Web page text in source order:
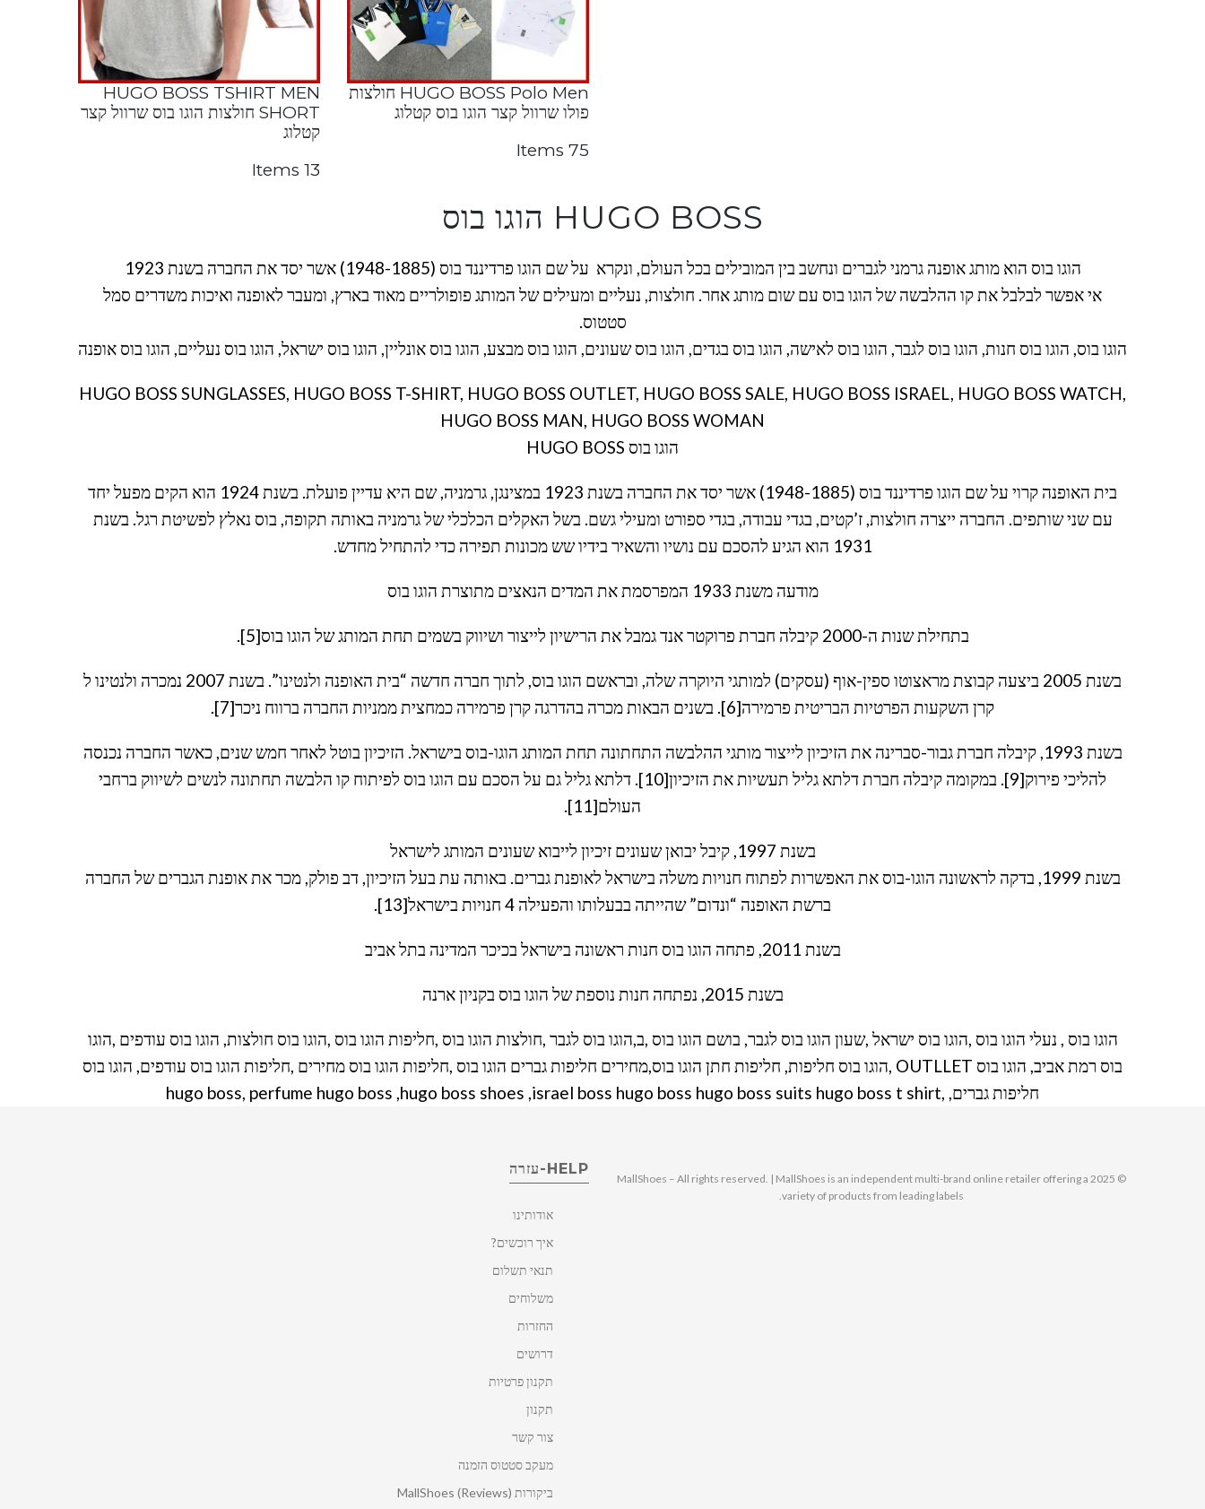
HUGO BOSS TSHIRT MEN
SHORT חולצות הוגו בוס שרוול קצר
קטלוג
13 Items
HUGO BOSS Polo Men חולצות
פולו שרוול קצר הוגו בוס קטלוג
75 Items
HUGO BOSS הוגו בוס
הוגו בוס הוא מותג אופנה גרמני לגברים ונחשב בין המובילים בכל העולם, ונקרא על שם הוגו פרדיננד בוס (1948-1885) אשר יסד את החברה בשנת 1923
אי אפשר לבלבל את קו ההלבשה של הוגו בוס עם שום מותג אחר. חולצות, נעליים ומעילים של המותג פופולריים מאוד בארץ, ומעבר לאופנה ואיכות משדרים סמל
סטטוס.
הוגו בוס, הוגו בוס חנות, הוגו בוס לגבר, הוגו בוס לאישה, הוגו בוס בגדים, הוגו בוס שעונים, הוגו בוס מבצע, הוגו בוס אונליין, הוגו בוס ישראל, הוגו בוס נעליים, הוגו בוס אופנה
HUGO BOSS SUNGLASSES, HUGO BOSS T-SHIRT, HUGO BOSS OUTLET, HUGO BOSS SALE, HUGO BOSS ISRAEL, HUGO BOSS WATCH,
HUGO BOSS MAN, HUGO BOSS WOMAN
הוגו בוס HUGO BOSS
בית האופנה קרוי על שם הוגו פרדיננד בוס (1948-1885) אשר יסד את החברה בשנת 1923 במצינגן, גרמניה, שם היא עדיין פועלת. בשנת 1924 הוא הקים מפעל יחד
עם שני שותפים. החברה ייצרה חולצות, ז’קטים, בגדי עבודה, בגדי ספורט ומעילי גשם. בשל האקלים הכלכלי של גרמניה באותה תקופה, בוס נאלץ לפשיטת רגל. בשנת
1931 הוא הגיע להסכם עם נושיו והשאיר בידיו שש מכונות תפירה כדי להתחיל מחדש.
מודעה משנת 1933 המפרסמת את המדים הנאצים מתוצרת הוגו בוס
בתחילת שנות ה-2000 קיבלה חברת פרוקטר אנד גמבל את הרישיון לייצור ושיווק בשמים תחת המותג של הוגו בוס[5].
בשנת 2005 ביצעה קבוצת מראצוטו ספין-אוף (עסקים) למותגי היוקרה שלה, ובראשם הוגו בוס, לתוך חברה חדשה “בית האופנה ולנטינו”. בשנת 2007 נמכרה ולנטינו ל
קרן השקעות הפרטיות הבריטית פרמירה[6]. בשנים הבאות מכרה בהדרגה קרן פרמירה כמחצית ממניות החברה ברווח ניכר[7].
בשנת 1993, קיבלה חברת גבור-סברינה את הזיכיון לייצור מותגי ההלבשה התחתונה תחת המותג הוגו-בוס בישראל. הזיכיון בוטל לאחר חמש שנים, כאשר החברה נכנסה
להליכי פירוק[9]. במקומה קיבלה חברת דלתא גליל תעשיות את הזיכיון[10]. דלתא גליל גם על הסכם עם הוגו בוס לפיתוח קו הלבשה תחתונה לנשים לשיווק ברחבי
העולם[11].
בשנת 1997, קיבל יבואן שעונים זיכיון לייבוא שעונים המותג לישראל
בשנת 1999, בדקה לראשונה הוגו-בוס את האפשרות לפתוח חנויות משלה בישראל לאופנת גברים. באותה עת בעל הזיכיון, דב פולק, מכר את אופנת הגברים של החברה
ברשת האופנה “ונדום” שהייתה בבעלותו והפעילה 4 חנויות בישראל[13].
בשנת 2011, פתחה הוגו בוס חנות ראשונה בישראל בכיכר המדינה בתל אביב
בשנת 2015, נפתחה חנות נוספת של הוגו בוס בקניון ארנה
הוגו בוס , נעלי הוגו בוס ,הוגו בוס ישראל ,שעון הוגו בוס לגבר, בושם הוגו בוס ,ב,הוגו בוס לגבר ,חולצות הוגו בוס ,חליפות הוגו בוס ,הוגו בוס חולצות, הוגו בוס עודפים ,הוגו
בוס רמת אביב, הוגו בוס OUTLLET ,הוגו בוס חליפות, חליפות חתן הוגו בוס,מחירים חליפות גברים הוגו בוס ,חליפות הוגו בוס מחירים ,חליפות הוגו בוס עודפים, הוגו בוס
חליפות גברים, ,hugo boss, perfume hugo boss ,hugo boss shoes ,israel boss hugo boss hugo boss suits hugo boss t shirt
HELP-עזרה
אודותינו
איך רוכשים?
תנאי תשלום
משלוחים
החזרות
דרושים
תקנון פרטיות
תקנון
צור קשר
מעקב סטטוס הזמנה
ביקורות MallShoes (Reviews)
© 2025 MallShoes – All rights reserved. | MallShoes is an independent multi-brand online retailer offering a
variety of products from leading labels.